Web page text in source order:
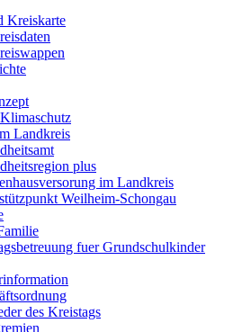
Kreiskarte
Landkreis
plus
im Landkreis
Weilheim-Schongau
fuer Grundschulkinder
des Kreistags